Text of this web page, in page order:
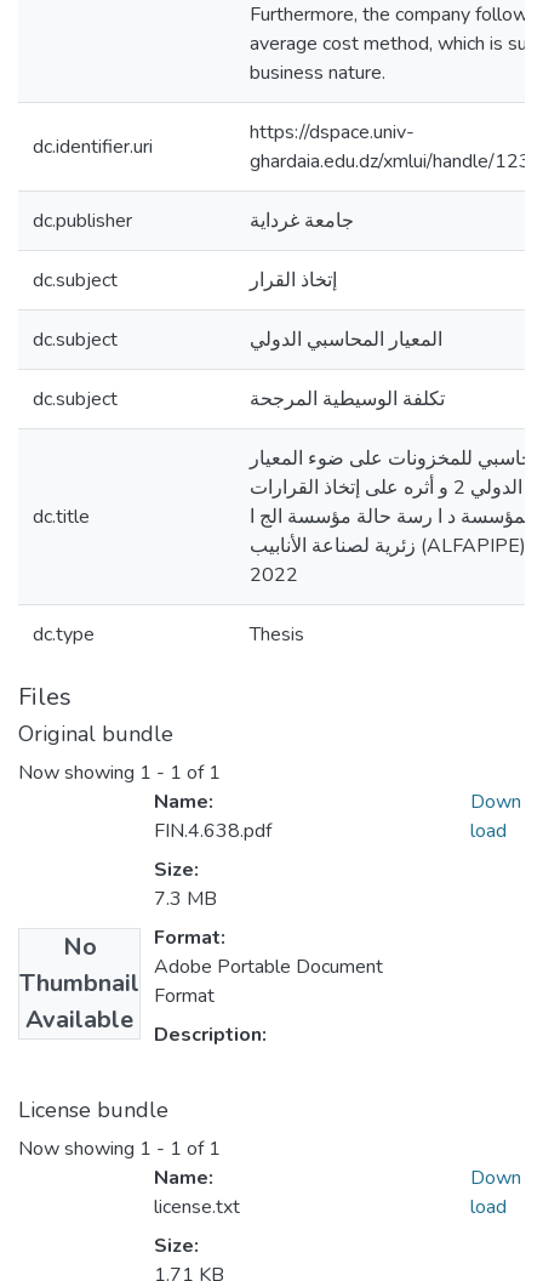
Furthermore, the company
average cost method, which is
business nature.
dc.identifier.uri
https://dspace.univ-
ghardaia.edu.dz/xmlui/handle/
dc.publisher جامعة غرداية
dc.subject إتخاذ القرار
dc.subject المعيار المحاسبي الدولي
dc.subject تكلفة الوسيطية المرجحة
dc.title
للمخزونات على ضوء المعيار
المحاسبي الدولي 2 و أثره على إتخاذ القرارات
المؤسسة د ا رسة حالة مؤسسة الج ا
زئرية لصناعة الأنابيب (ALFAPIPE) غرداية لسنة
2022
dc.type Thesis
Files
Original bundle
Now showing 1 - 1 of 1
No
Thumbnail
Available
Name:
FIN.4.638.pdf
Size:
7.3 MB
Format:
Adobe Portable Document
Format
Description:
Down
load
License bundle
Now showing 1 - 1 of 1
Name:
license.txt
Size:
1.71 KB
Down
load